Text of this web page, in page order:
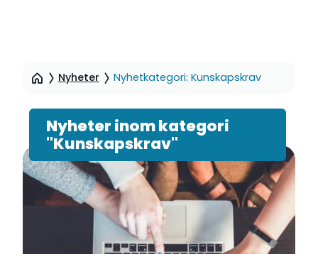
sidinnehåll
Nyheter Nyhetkategori: Kunskapskrav
Nyheter inom kategori
"Kunskapskrav"